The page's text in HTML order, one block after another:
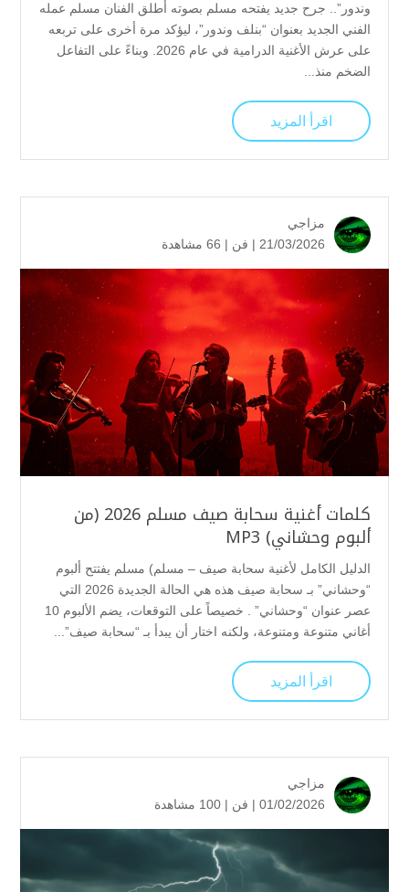
وندور”.. جرح جديد يفتحه مسلم بصوته أطلق الفنان مسلم عمله
الفني الجديد بعنوان “بنلف وندور”، ليؤكد مرة أخرى على تربعه
على عرش الأغنية الدرامية في عام 2026. وبناءً على التفاعل
الضخم منذ...
اقرأ المزيد
مزاجي
21/03/2026 |
فن | 66 مشاهدة
كلمات أغنية سحابة صيف مسلم 2026 (من
ألبوم وحشاني) MP3
الدليل الكامل لأغنية سحابة صيف – مسلم) مسلم يفتتح ألبوم
“وحشاني” بـ سحابة صيف هذه هي الحالة الجديدة 2026 التي
عصر عنوان “وحشاني” . خصيصاً على التوقعات، يضم الألبوم 10
أغاني متنوعة ومتنوعة، ولكنه اختار أن يبدأ بـ “سحابة صيف”...
اقرأ المزيد
مزاجي
01/02/2026 |
فن | 100 مشاهدة